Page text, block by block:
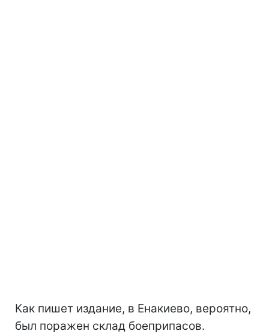
Как пишет издание, в Енакиево, вероятно,
был поражен склад боеприпасов.